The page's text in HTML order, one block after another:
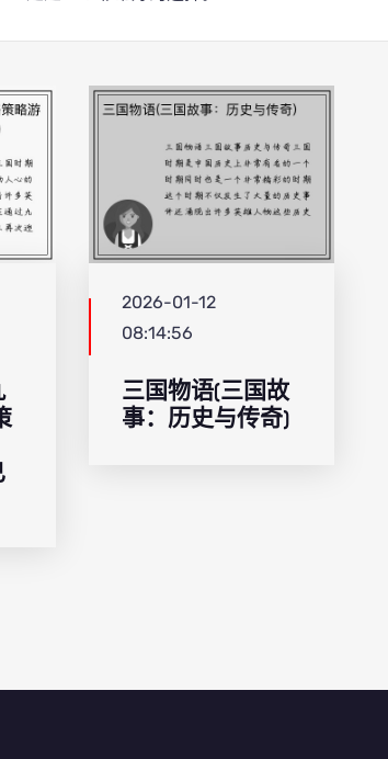
2026-01-12
08:14:56
三国物语(三国故
事：历史与传奇)